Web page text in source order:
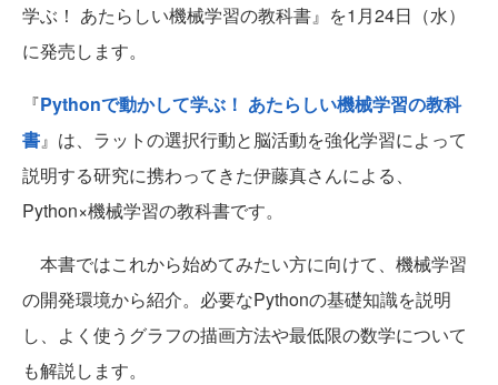
学ぶ！ あたらしい機械学習の教科書』を1月24日（水）
に発売します。
『Pythonで動かして学ぶ！ あたらしい機械学習の教科
書』は、ラットの選択行動と脳活動を強化学習によって
説明する研究に携わってきた伊藤真さんによる、
Python×機械学習の教科書です。
本書ではこれから始めてみたい方に向けて、機械学習
の開発環境から紹介。必要なPythonの基礎知識を説明
し、よく使うグラフの描画方法や最低限の数学について
も解説します。